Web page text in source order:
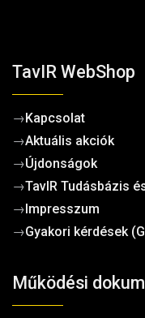
TavIR WebShop
→Kapcsolat
→Aktuális akciók
→Újdonságok
→TavIR Tudásbázis
→Impresszum
→Gyakori kérdések
Működési